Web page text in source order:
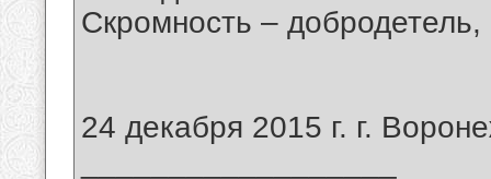
Скромность – добродетель,
24 декабря 2015 г. г.